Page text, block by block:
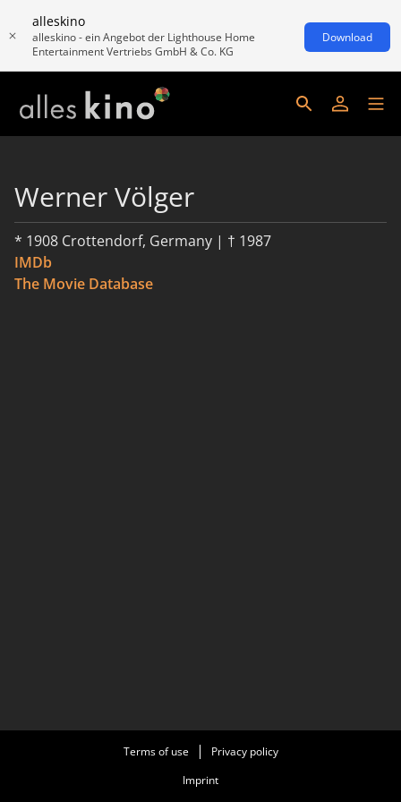
alleskino
alleskino - ein Angebot der Lighthouse Home
Entertainment Vertriebs GmbH & Co. KG
Download
Werner Völger
* 1908 Crottendorf, Germany | † 1987
IMDb
The Movie Database
Terms of use
Privacy policy
Imprint